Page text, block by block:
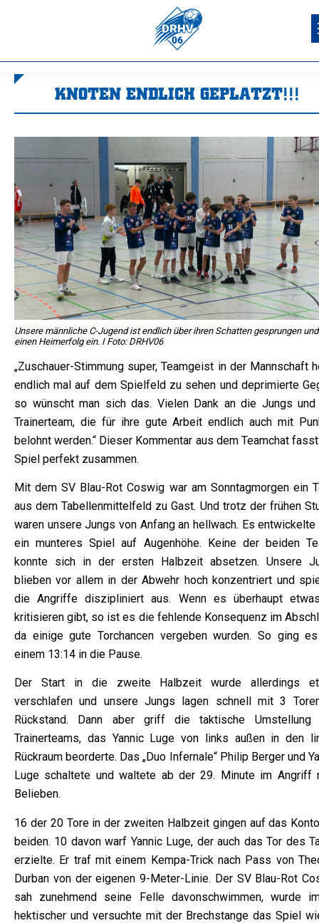
KNOTEN ENDLICH GEPLATZT!!!
Unsere männliche C-Jugend ist endlich über ihren Schatten gesprungen
einen Heimerfolg ein. I Foto: DRHV06
„Zuschauer-Stimmung super, Teamgeist in der Mannschaft
endlich mal auf dem Spielfeld zu sehen und deprimierte
so wünscht man sich das. Vielen Dank an die Jungs
Trainerteam, die für ihre gute Arbeit endlich auch mit
belohnt werden.“ Dieser Kommentar aus dem Teamchat
Spiel perfekt zusammen.
Mit dem SV Blau-Rot Coswig war am Sonntagmorgen ein
aus dem Tabellenmittelfeld zu Gast. Und trotz der frühen
waren unsere Jungs von Anfang an hellwach. Es
ein munteres Spiel auf Augenhöhe. Keine der beiden
konnte sich in der ersten Halbzeit absetzen. Unsere
blieben vor allem in der Abwehr hoch konzentriert und
die Angriffe diszipliniert aus. Wenn es überhaupt
kritisieren gibt, so ist es die fehlende Konsequenz im
da einige gute Torchancen vergeben wurden. So ging
einem 13:14 in die Pause.
Der Start in die zweite Halbzeit wurde allerdings
verschlafen und unsere Jungs lagen schnell mit 3
Rückstand. Dann aber griff die taktische Umstellung
Trainerteams, das Yannic Luge von links außen in den
Rückraum beorderte. Das „Duo Infernale“ Philip Berger und
Luge schaltete und waltete ab der 29. Minute im Angriff
Belieben.
16 der 20 Tore in der zweiten Halbzeit gingen auf das
beiden. 10 davon warf Yannic Luge, der auch das Tor des
erzielte. Er traf mit einem Kempa-Trick nach Pass von
Durban von der eigenen 9-Meter-Linie. Der SV Blau-Rot
sah zunehmend seine Felle davonschwimmen, wurde
hektischer und versuchte mit der Brechstange das Spiel